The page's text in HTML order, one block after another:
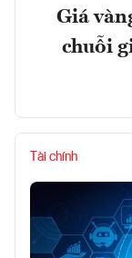
Giá
chuỗi
Tài chính